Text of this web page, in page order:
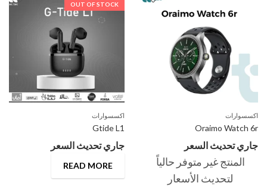
اكسسوارات
Oraimo Watch 6r
جاري تحديث السعر
المنتج غير متوفر حالياً
لتحديث الأسعار
OUT OF STOCK
اكسسوارات
Gtide L1
جاري تحديث السعر
READ MORE